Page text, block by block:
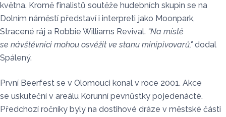
května. Kromě finalistů soutěže hudebních skupin se na
Dolním náměstí představí i interpreti jako Moonpark,
Stracené ráj a Robbie Williams Revival. “Na místě
se návštěvníci mohou osvěžit ve stanu minipivovarů," dodal
Spálený.
První Beerfest se v Olomouci konal v roce 2001. Akce
se uskuteční v areálu Korunní pevnůstky pojedenácté.
Předchozí ročníky byly na dostihové dráze v městské části